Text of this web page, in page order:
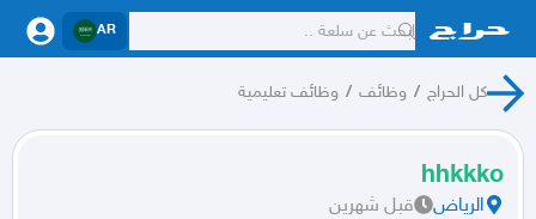
AR
كل الحراج / وظائف / وظائف تعليمية
hhkkko
الرياض قبل شهرين